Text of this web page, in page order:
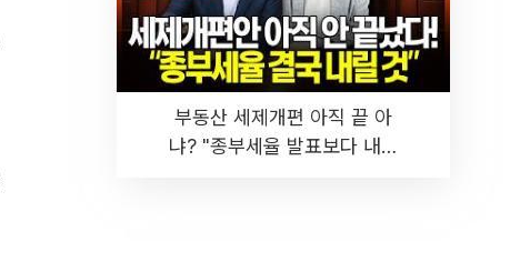
부동산 세제개편 아직 끝 아
냐? "종부세율 발표보다 내릴